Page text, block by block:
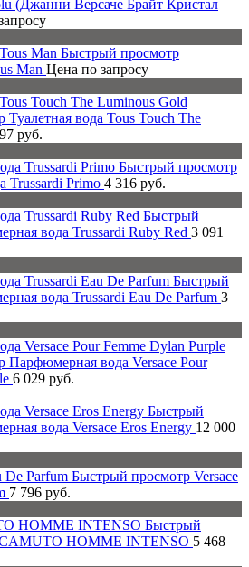
(Джанни Версаче Брайт Кристал
Быстрый просмотр
Man Цена по запросу
Туалетная вода Tous Touch The
руб.
Быстрый просмотр
Trussardi Primo 4 316 руб.
Быстрый
вода Trussardi Ruby Red 3 091
Быстрый
вода Trussardi Eau De Parfum 3
Парфюмерная вода Versace Pour
6 029 руб.
Быстрый
вода Versace Eros Energy 12 000
Быстрый просмотр Versace
7 796 руб.
Быстрый
HOMME INTENSO 5 468